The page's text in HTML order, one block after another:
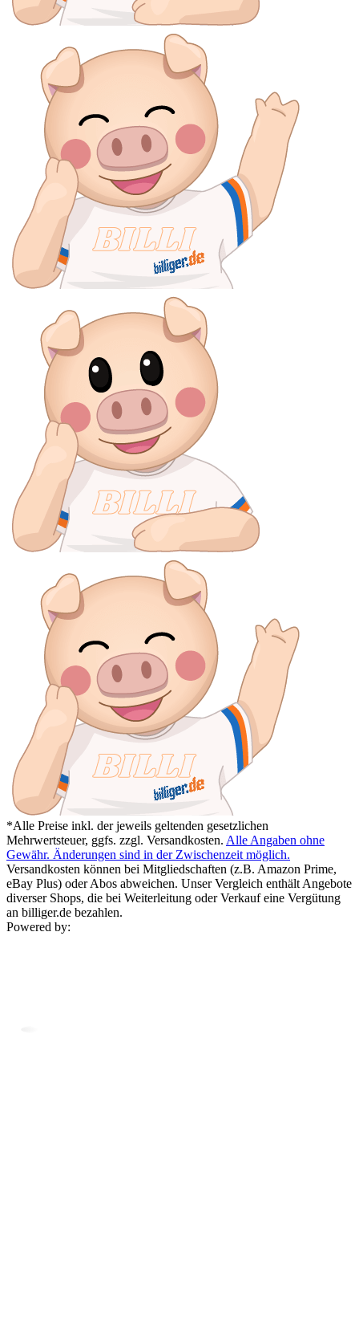
*Alle Preise inkl. der jeweils geltenden gesetzlichen
Mehrwertsteuer, ggfs. zzgl. Versandkosten. Alle Angaben ohne
Gewähr. Änderungen sind in der Zwischenzeit möglich.
Versandkosten können bei Mitgliedschaften (z.B. Amazon Prime,
eBay Plus) oder Abos abweichen. Unser Vergleich enthält Angebote
diverser Shops, die bei Weiterleitung oder Verkauf eine Vergütung
an billiger.de bezahlen.
Powered by: